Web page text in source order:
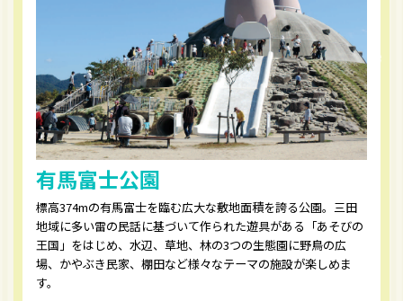
有馬富士公園
標高374mの有馬富士を臨む広大な敷地面積を誇る公園。三田
地域に多い雷の民話に基づいて作られた遊具がある「あそびの
王国」をはじめ、水辺、草地、林の3つの生態園に野鳥の広
場、かやぶき民家、棚田など様々なテーマの施設が楽しめま
す。